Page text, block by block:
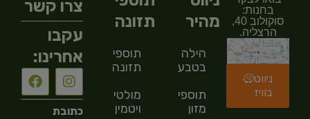
בחנות:
סוקולוב 40,
הרצליה.
ניווט
בוויז
מהיר
הילה
בטבע
תוספי
מזון
תזונה
תוספי
תזונה
מולטי
ויטמין
צרו קשר
עקבו
אחרינו:
כתובת